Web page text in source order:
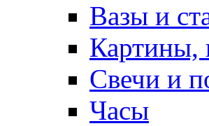
Вазы и
Картины,
Свечи и
Часы